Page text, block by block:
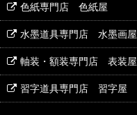
蘭州白石
色紙専門店 色紙屋
水墨道具専門店 水墨画屋
軸装・額装専門店 表装屋
習字道具専門店 習字屋